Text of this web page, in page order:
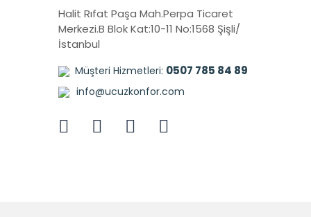
Halit Rıfat Paşa Mah.Perpa Ticaret
Merkezi.B Blok Kat:10-11 No:1568 Şişli/
İstanbul
Müşteri Hizmetleri: 0507 785 84 89
info@ucuzkonfor.com